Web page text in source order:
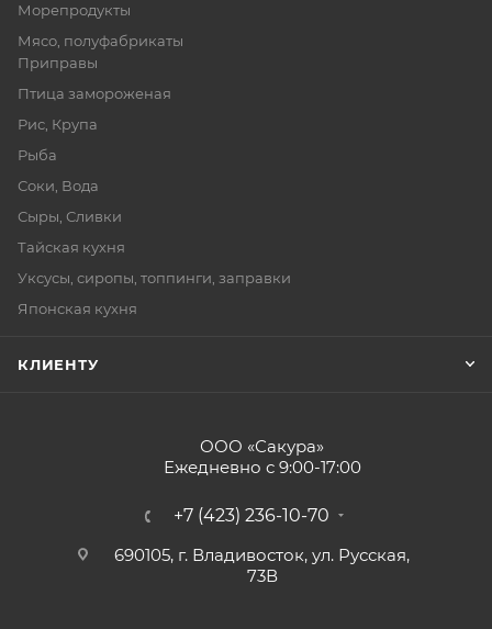
Морепродукты
Мясо, полуфабрикаты
Приправы
Птица замороженая
Рис, Крупа
Рыба
Соки, Вода
Сыры, Сливки
Тайская кухня
Уксусы, сиропы, топпинги, заправки
Японская кухня
КЛИЕНТУ
ООО «Сакура»
Ежедневно с 9:00-17:00
+7 (423) 236-10-70
690105, г. Владивосток, ул. Русская,
73В